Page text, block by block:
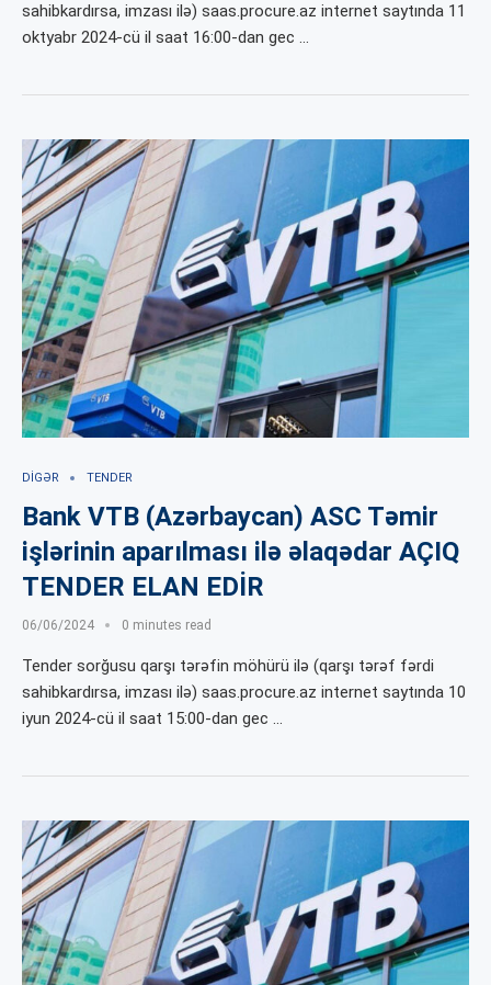
sahibkardırsa, imzası ilə) saas.procure.az internet saytında 11
oktyabr 2024-cü il saat 16:00-dan gec …
DIGƏR TENDER
Bank VTB (Azərbaycan) ASC Təmir
işlərinin aparılması ilə əlaqədar AÇIQ
TENDER ELAN EDİR
06/06/2024 0 minutes read
Tender sorğusu qarşı tərəfin möhürü ilə (qarşı tərəf fərdi
sahibkardırsa, imzası ilə) saas.procure.az internet saytında 10
iyun 2024-cü il saat 15:00-dan gec …